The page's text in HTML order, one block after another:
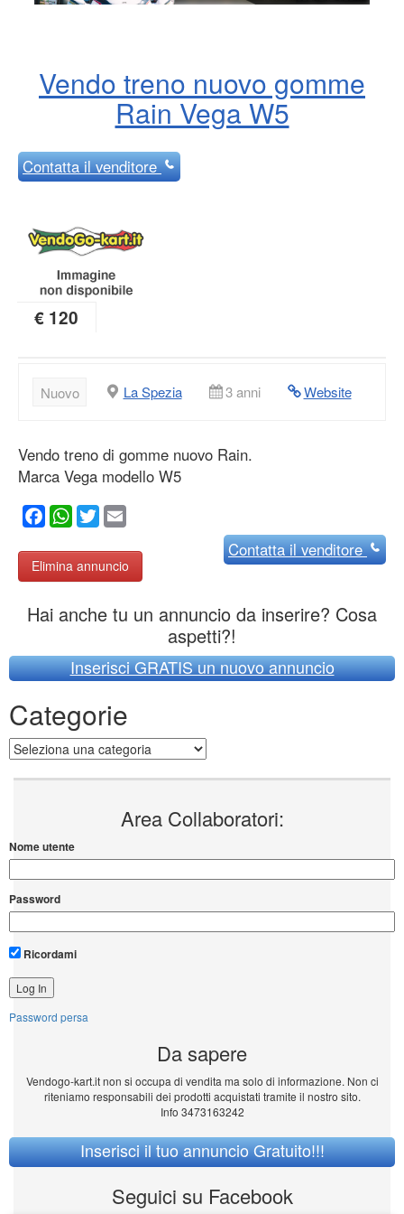
Vendo treno nuovo gomme
Rain Vega W5
Contattail venditore
€ 120
Nuovo La Spezia 3 anni Website
Vendo treno di gomme nuovo Rain.
Marca Vega modello W5
Facebook
WhatsApp
Twitter
Elimina annuncio
Contattail venditore
Hai anche tu un annuncio da inserire? Cosa
aspetti?!
Inserisci GRATIS un nuovo annuncio
Categorie
Categorie
Area Collaboratori:
Nome utente
Password
Ricordami
Password persa
Da sapere
Vendogo-kart.it non si occupa di vendita ma solo di informazione. Non ci
riteniamo responsabili dei prodotti acquistati tramite il nostro sito.
Info 3473163242
Inserisci il tuo annuncio Gratuito!!!
Seguici su Facebook